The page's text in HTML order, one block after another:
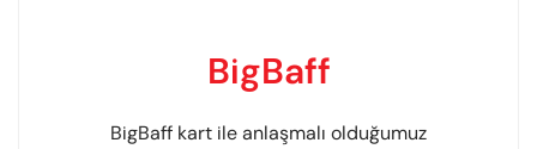
BigBaff
BigBaff kart ile anlaşmalı olduğumuz